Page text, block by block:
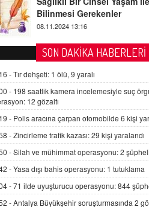
Bilinmesi Gerekenler
08.11.2024 13:16
FARUK ÖNALAN
Tezkere Onaylanmasaydı…
2 Kasım 2021 Salı 00:11
AV. DOĞAN CAN DOĞAN
Kişisel verilerin korunması
hukukun gelişimi
15.09.2025 16:17
SEHER EREK
Kış Ayları Geldi, Hangi
Alınmalı?
SON DAKİKA HABERLERİ
-Tır dehşeti: 1 ölü, 9 yaralı
- 198 saatlik kamera incelemesiyle suç
12 gözaltı
- Polis aracına çarpan otomobilde 6 kişi
-Zincirleme trafik kazası: 29 kişi yaralandı
-Silah ve mühimmat operasyonu: 2
-Yasa dışı bahis operasyonu: 1 tutuklama
-71 ilde uyuşturucu operasyonu: 844
-Antalya Büyükşehir soruşturmasında 2